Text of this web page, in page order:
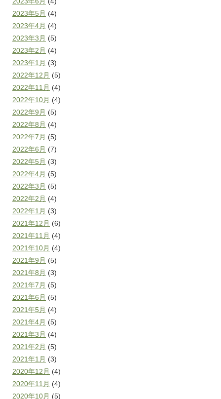
2023年5月 (4)
2023年4月 (4)
2023年3月 (5)
2023年2月 (4)
2023年1月 (3)
2022年12月 (5)
2022年11月 (4)
2022年10月 (4)
2022年9月 (5)
2022年8月 (4)
2022年7月 (5)
2022年6月 (7)
2022年5月 (3)
2022年4月 (5)
2022年3月 (5)
2022年2月 (4)
2022年1月 (3)
2021年12月 (6)
2021年11月 (4)
2021年10月 (4)
2021年9月 (5)
2021年8月 (3)
2021年7月 (5)
2021年6月 (5)
2021年5月 (4)
2021年4月 (5)
2021年3月 (4)
2021年2月 (5)
2021年1月 (3)
2020年12月 (4)
2020年11月 (4)
2020年10月 (5)